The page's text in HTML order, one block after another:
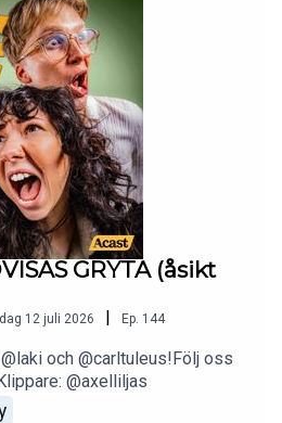
GRYTA (åsikt
12 juli 2026 | Ep. 144
och @carltuleus!Följ oss
@axelliljas